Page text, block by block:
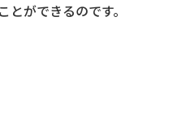
ができるのです。